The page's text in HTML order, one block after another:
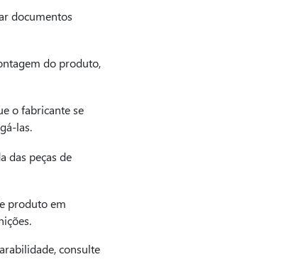
documentos
do produto,
o fabricante se
las.
das peças de
produto em
consulte